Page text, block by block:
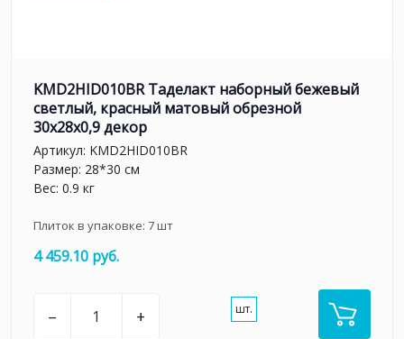
KMD2HID010BR Таделакт наборный бежевый
светлый, красный матовый обрезной
30x28x0,9 декор
Артикул: KMD2HID010BR
Размер: 28*30 см
Вес: 0.9 кг
Плиток в упаковке: 7шт
4 459.10 руб.
– + шт.